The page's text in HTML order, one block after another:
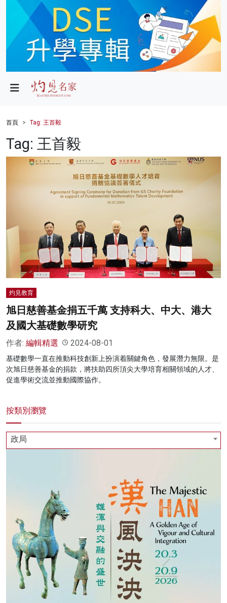
政局
財經
健康
名家榜
灼見活動
首頁 Tag: 王首毅
Tag: 王首毅
灼見教育
旭日慈善基金捐五千萬 支持科大、中大、港大
及國大基礎數學研究
作者: 編輯精選 2024-08-01
基礎數學一直在推動科技創新上扮演着關鍵角色，發展潛力無限。是
次旭日慈善基金的捐款，將扶助四所頂尖大學培育相關領域的人才、
促進學術交流並推動國際協作。
按類別瀏覽
政局